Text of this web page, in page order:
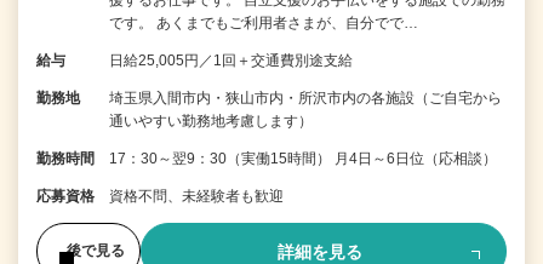
です。 あくまでもご利用者さまが、自分でで…
給与 日給25,005円／1回＋交通費別途支給
勤務地
埼玉県入間市内・狭山市内・所沢市内の各施設（ご自宅から
通いやすい勤務地考慮します）
勤務時間 17：30～翌9：30（実働15時間） 月4日～6日位（応相談）
応募資格 資格不問、未経験者も歓迎
後で見る 詳細を見る